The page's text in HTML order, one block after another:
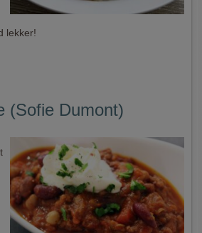
lekker!
(Sofie Dumont)